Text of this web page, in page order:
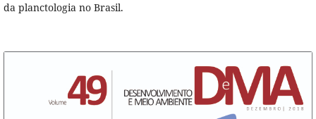
da planctologia no Brasil.